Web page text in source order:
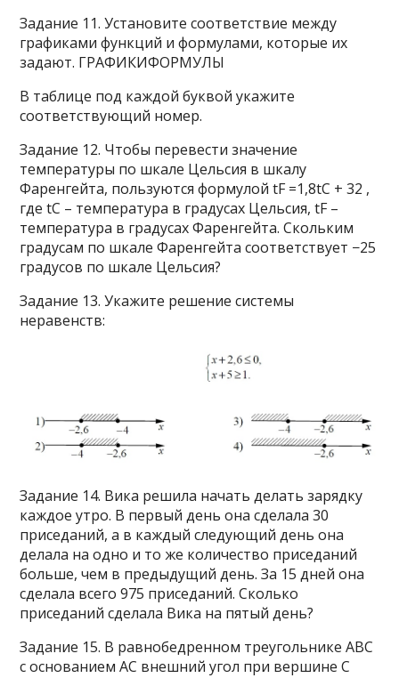
Задание 11. Установите соответствие между
графиками функций и формулами, которые их
задают. ГРАФИКИФОРМУЛЫ
В таблице под каждой буквой укажите
соответствующий номер.
Задание 12. Чтобы перевести значение
температуры по шкале Цельсия в шкалу
Фаренгейта, пользуются формулой tF =1,8tC + 32 ,
где tC – температура в градусах Цельсия, tF –
температура в градусах Фаренгейта. Скольким
градусам по шкале Фаренгейта соответствует −25
градусов по шкале Цельсия?
Задание 13. Укажите решение системы
неравенств:
Задание 14. Вика решила начать делать зарядку
каждое утро. В первый день она сделала 30
приседаний, а в каждый следующий день она
делала на одно и то же количество приседаний
больше, чем в предыдущий день. За 15 дней она
сделала всего 975 приседаний. Сколько
приседаний сделала Вика на пятый день?
Задание 15. В равнобедренном треугольнике ABC
с основанием AC внешний угол при вершине C